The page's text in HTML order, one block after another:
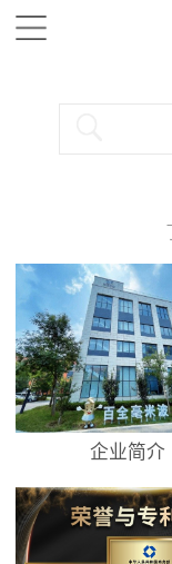
企业简介